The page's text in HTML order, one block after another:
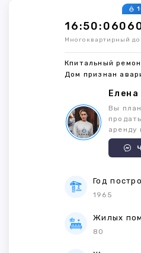
Многоквартирный
Кпитальный
Дом признан
Елена
Вы
аренду
Год
1965
Жилых
80